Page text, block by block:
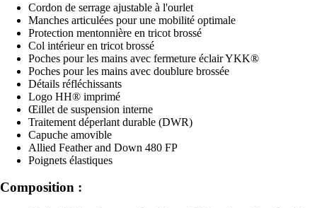
Cordon de serrage ajustable à l'ourlet
Manches articulées pour une mobilité optimale
Protection mentonnière en tricot brossé
Col intérieur en tricot brossé
Poches pour les mains avec fermeture éclair YKK®
Poches pour les mains avec doublure brossée
Détails réfléchissants
Logo HH® imprimé
Œillet de suspension interne
Traitement déperlant durable (DWR)
Capuche amovible
Allied Feather and Down 480 FP
Poignets élastiques
Composition :